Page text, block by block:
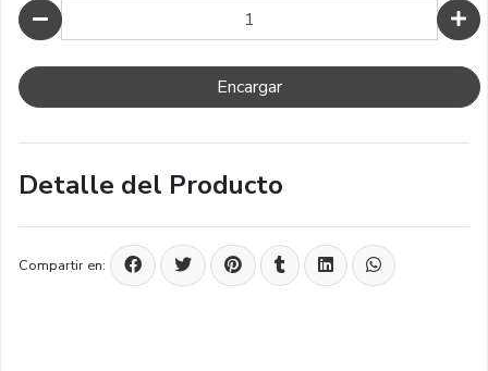
Cantidad
Encargar
Detalle del Producto
Compartir en: